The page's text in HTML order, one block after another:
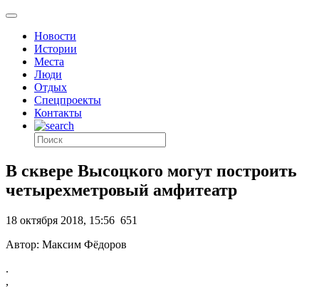
Новости
Истории
Места
Люди
Отдых
Спецпроекты
Контакты
В сквере Высоцкого могут построить
четырехметровый амфитеатр
18 октября 2018, 15:56 651
Автор: Максим Фёдоров
.
,